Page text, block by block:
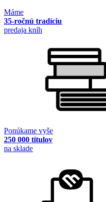
Máme
35-ročnú tradíciu
predaja kníh
Ponúkame vyše
250 000 titulov
na sklade